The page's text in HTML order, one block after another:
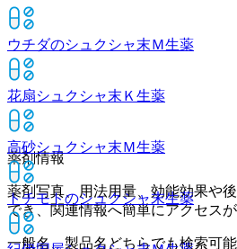
ウチダのシュクシャ末Ｍ生薬
花扇シュクシャ末Ｋ 生薬
高砂シュクシャ末Ｍ生薬
トチモトのシュクシャ末生薬
薬剤情報
薬剤写真、用法用量、効能効果や
でき、関連情報へ簡単にアクセスが
一般名、製品名どちらでも検索可能